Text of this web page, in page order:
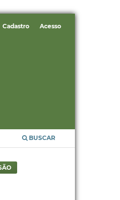
BUSCAR
Cadastro Acesso